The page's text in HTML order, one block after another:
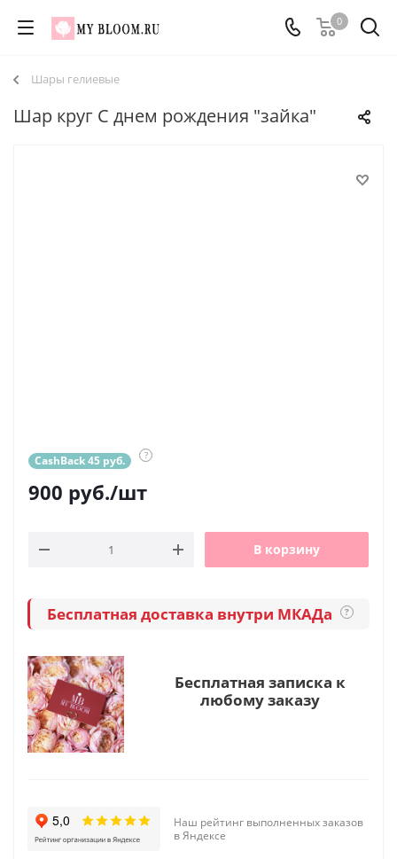
0
Шары гелиевые
Шар круг С днем рождения "зайка"
CashBack 45 руб. ?
900 руб./шт
В корзину
Бесплатная доставка внутри МКАДа ?
Бесплатная записка к
любому заказу
Наш рейтинг выполненных заказов
в Яндексе